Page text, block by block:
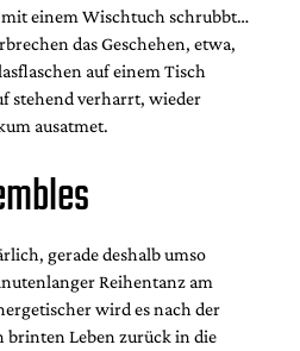
mit einem Wischtuch schrubbt…
das Geschehen, etwa,
auf einem Tisch
stehend verharrt, wieder
ausatmet.
gerade deshalb umso
Reihentanz am
wird es nach der
brinten Leben zurück in die